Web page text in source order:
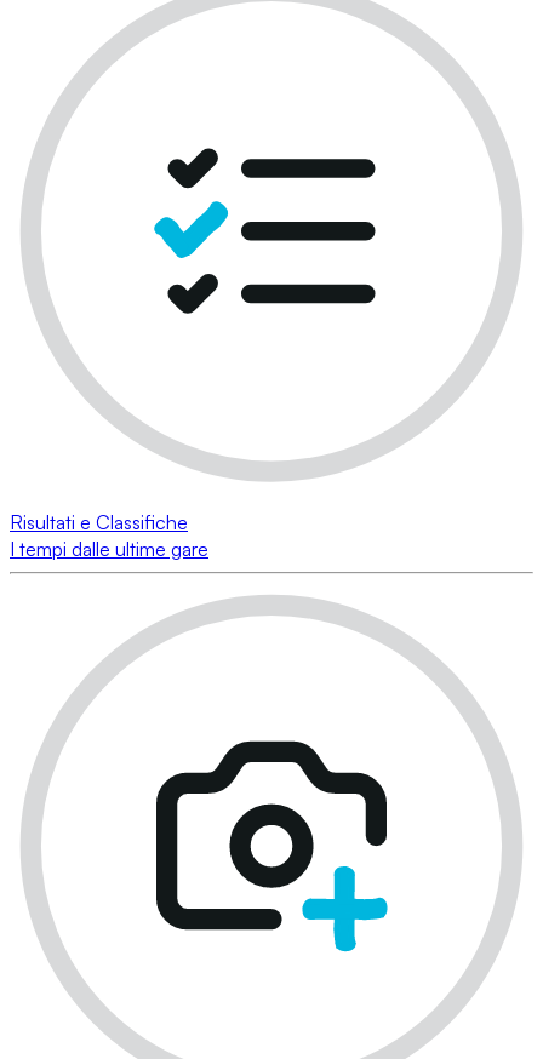
Risultati e Classifiche
I tempi dalle ultime gare